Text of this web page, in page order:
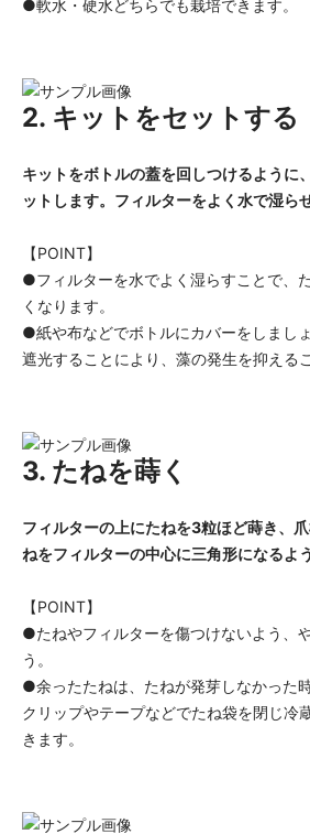
●軟水・硬水どちらでも栽培できます。
2. キットをセットする
キットをボトルの蓋を回しつけるように
ットします。フィルターをよく水で湿ら
【POINT】
●フィルターを水でよく湿らすことで、
くなります。
●紙や布などでボトルにカバーをしまし
遮光することにより、藻の発生を抑える
3. たねを蒔く
フィルターの上にたねを3粒ほど蒔き、
ねをフィルターの中心に三角形になるよ
【POINT】
●たねやフィルターを傷つけないよう、
う。
●余ったたねは、たねが発芽しなかった
クリップやテープなどでたね袋を閉じ冷
きます。